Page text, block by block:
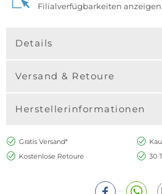
Filialverfügbarkeiten anzeigen
Details
Versand & Retoure
Herstellerinformationen
Gratis Versand*
Kostenlose Retoure
30